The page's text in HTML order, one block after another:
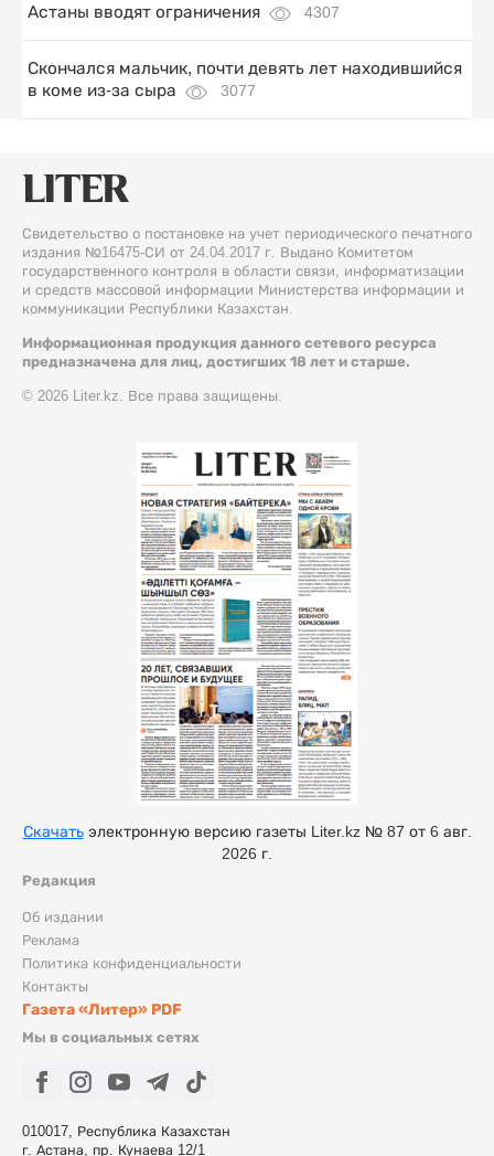
Астаны вводят ограничения
4307
Скончался мальчик, почти девять лет находившийся
в коме из-за сыра
3077
Свидетельство о постановке на учет периодического печатного
издания №16475-СИ от 24.04.2017 г. Выдано Комитетом
государственного контроля в области связи, информатизации
и средств массовой информации Министерства информации и
коммуникации Республики Казахстан.
Информационная продукция данного сетевого ресурса
предназначена для лиц, достигших 18 лет и старше.
© 2026 Liter.kz. Все права защищены.
Редакция
Об издании
Реклама
Политика конфиденциальности
Контакты
Газета «Литер» PDF
Мы в социальных сетях
010017, Республика Казахстан
г. Астана, пр. Кунаева 12/1
Скачатьэлектронную версию газеты Liter.kz № 87 от 6 авг.
2026 г.